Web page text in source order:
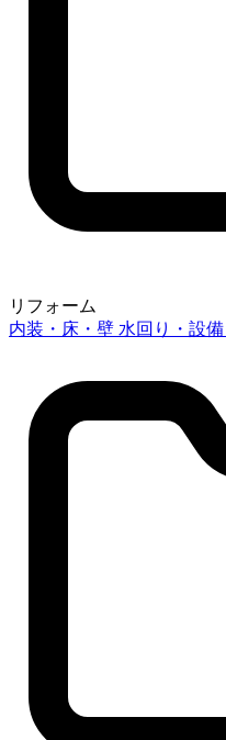
リフォーム
内装・床・壁 水回り・設備